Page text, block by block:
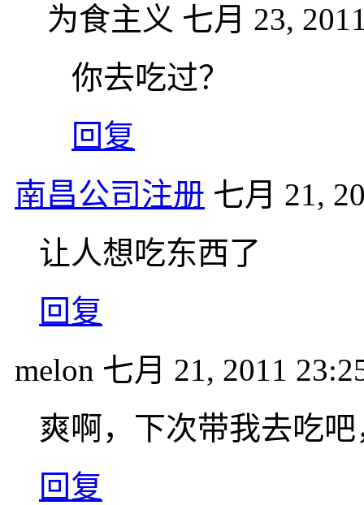
为食主义 七月 23,
你去吃过？
回复
南昌公司注册 七月 21,
让人想吃东西了
回复
melon 七月 21, 2011
爽啊，下次带我去吃
回复